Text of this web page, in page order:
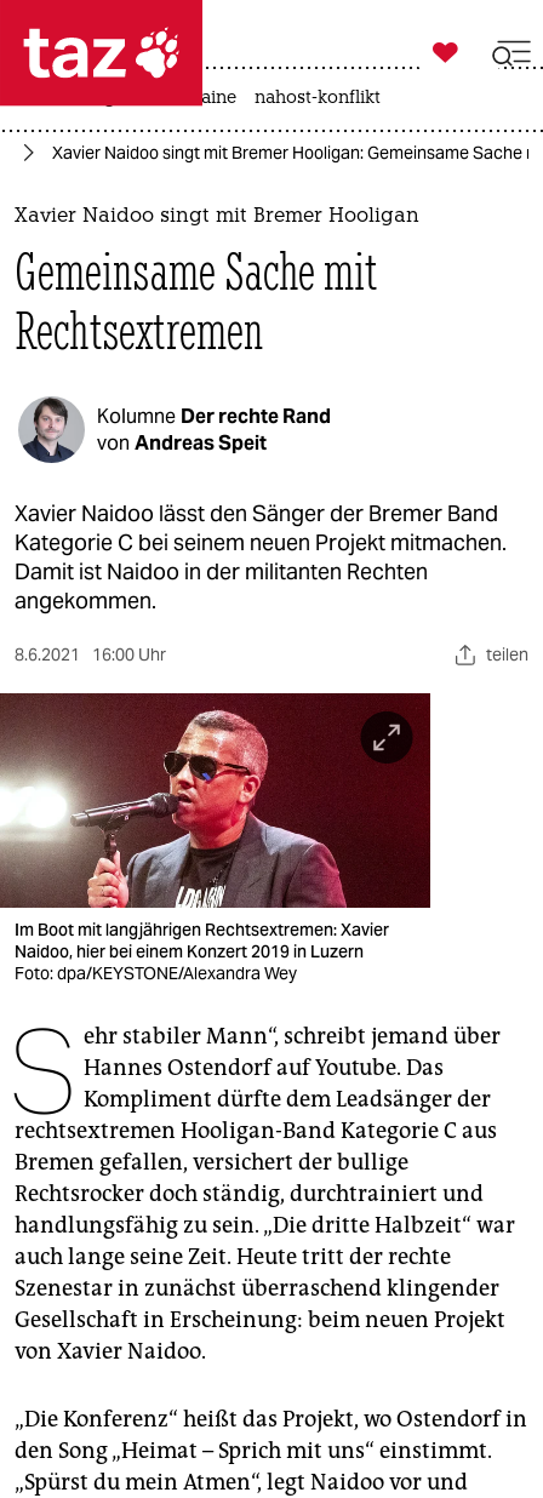
 taz zahl ich
taz zahl ich
themen
politik
öko
kultur
berlin
nord
wahrheit
verlag
verlag
veranstaltungen
shop
fragen & hilfe
unterstützen
genossenschaft
epaper login

taz zahl ich
krieg in der ukraine nahost-konflikt
Xavier Naidoo singt mit Bremer Hooligan: Gemeinsame Sache
Xavier Naidoo singt mit Bremer Hooligan
Gemeinsame Sache mit
Rechtsextremen
Kolumne Der rechte Rand
von Andreas Speit
Xavier Naidoo lässt den Sänger der Bremer Band
Kategorie C bei seinem neuen Projekt mitmachen.
Damit ist Naidoo in der militanten Rechten
angekommen.
8.6.2021 16:00 Uhr teilen
Im Boot mit langjährigen Rechtsextremen: Xavier
Naidoo, hier bei einem Konzert 2019 in Luzern
Foto: dpa/KEYSTONE/Alexandra Wey
S ehr stabiler Mann“, schreibt jemand über
Hannes Ostendorf auf Youtube. Das
Kompliment dürfte dem Leadsänger der
rechtsextremen Hooligan-Band Kategorie C aus
Bremen gefallen, versichert der bullige
Rechtsrocker doch ständig, durchtrainiert und
handlungsfähig zu sein. „Die dritte Halbzeit“ war
auch lange seine Zeit. Heute tritt der rechte
Szenestar in zunächst überraschend klingender
Gesellschaft in Erscheinung: beim neuen Projekt
von Xavier Naidoo.
„Die Konferenz“ heißt das Projekt, wo Ostendorf in
den Song „Heimat – Sprich mit uns“ einstimmt.
„Spürst du mein Atmen“, legt Naidoo vor und